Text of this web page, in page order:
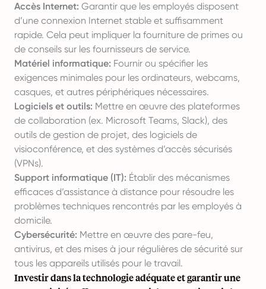
Accès Internet: Garantir que les employés disposent
d’une connexion Internet stable et suffisamment
rapide. Cela peut impliquer la fourniture de primes ou
de conseils sur les fournisseurs de service.
Matériel informatique: Fournir ou spécifier les
exigences minimales pour les ordinateurs, webcams,
casques, et autres périphériques nécessaires.
Logiciels et outils: Mettre en œuvre des plateformes
de collaboration (ex. Microsoft Teams, Slack), des
outils de gestion de projet, des logiciels de
visioconférence, et des systèmes d’accès sécurisés
(VPNs).
Support informatique (IT): Établir des mécanismes
efficaces d’assistance à distance pour résoudre les
problèmes techniques rencontrés par les employés à
domicile.
Cybersécurité: Mettre en œuvre des pare-feu,
antivirus, et des mises à jour régulières de sécurité sur
tous les appareils utilisés pour le travail.
Investir dans la technologie adéquate et garantir une